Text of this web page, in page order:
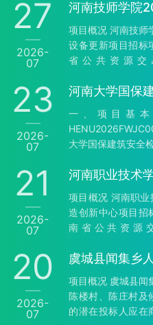
并于2026年08月
标采购-2026-754
医院(河南省妇幼
目 3、采购方
27
2026-
07
项目概况 河南技师
设备更新项目招标
省公共资源交
文件，并于2026
豫财招标采购-
院2026年无人机
购方式：公开招标
23
2026-
07
一、项目基
大学国保建筑安全
元 5.采购需求 5.1
楼、南大门等文物
物本体及其直接附
购文件第四部分“
21
2026-
07
项目概况 河南职
造创新中心项目招
南省公共资源
文件，并于2026
豫财招标采购-
术学院新能源车辆
采购方式：公开招
20
2026-
07
项目概况 虞城县闻
陈楼村、陈庄村及
的潜在投标人应在